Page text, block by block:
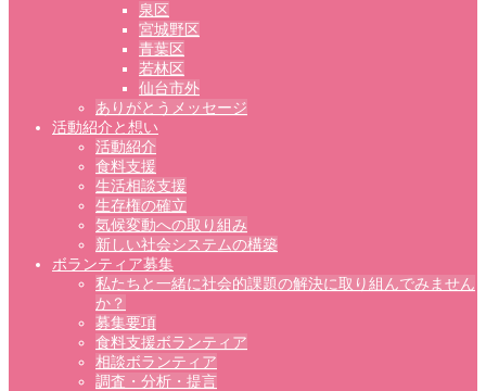
泉区
宮城野区
青葉区
若林区
仙台市外
ありがとうメッセージ
活動紹介と想い
活動紹介
食料支援
生活相談支援
生存権の確立
気候変動への取り組み
新しい社会システムの構築
ボランティア募集
私たちと一緒に社会的課題の解決に取り組んでみません
か？
募集要項
食料支援ボランティア
相談ボランティア
調査・分析・提言